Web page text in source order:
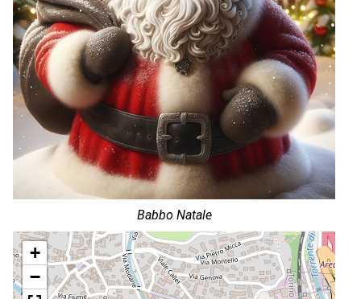
Babbo Natale
+
−